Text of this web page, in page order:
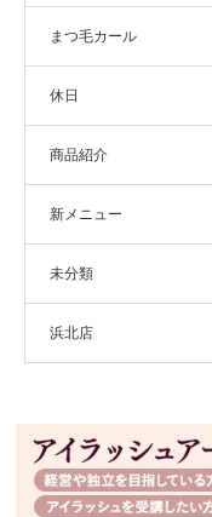
まつ毛カール
休日
商品紹介
新メニュー
未分類
浜北店